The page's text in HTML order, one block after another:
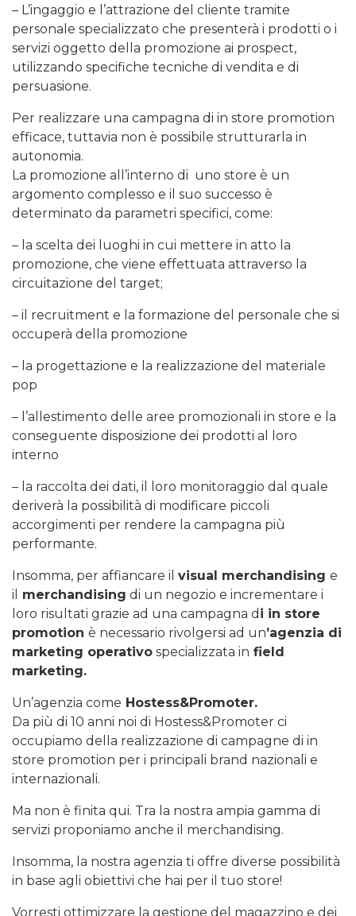
– L’ingaggio e l’attrazione del cliente tramite
personale specializzato che presenterà i prodotti o i
servizi oggetto della promozione ai prospect,
utilizzando specifiche tecniche di vendita e di
persuasione.
Per realizzare una campagna di in store promotion
efficace, tuttavia non è possibile strutturarla in
autonomia.
La promozione all’interno di uno store è un
argomento complesso e il suo successo è
determinato da parametri specifici, come:
– la scelta dei luoghi in cui mettere in atto la
promozione, che viene effettuata attraverso la
circuitazione del target;
– il recruitment e la formazione del personale che si
occuperà della promozione
– la progettazione e la realizzazione del materiale
pop
– l’allestimento delle aree promozionali in store e la
conseguente disposizione dei prodotti al loro
interno
– la raccolta dei dati, il loro monitoraggio dal quale
deriverà la possibilità di modificare piccoli
accorgimenti per rendere la campagna più
performante.
Insomma, per affiancare il visual merchandising e
il
merchandising di un negozio e incrementare i
loro risultati grazie ad una campagna d i in store
promotion è necessario rivolgersi ad un’agenzia di
marketing operativo specializzata in field
marketing.
Un’agenzia come Hostess&Promoter.
Da più di 10 anni noi di Hostess&Promoter ci
occupiamo della realizzazione di campagne di in
store promotion per i principali brand nazionali e
internazionali.
Ma non è finita qui. Tra la nostra ampia gamma di
servizi proponiamo anche il merchandising.
Insomma, la nostra agenzia ti offre diverse possibilità
in base agli obiettivi che hai per il tuo store!
Vorresti ottimizzare la gestione del magazzino e dei